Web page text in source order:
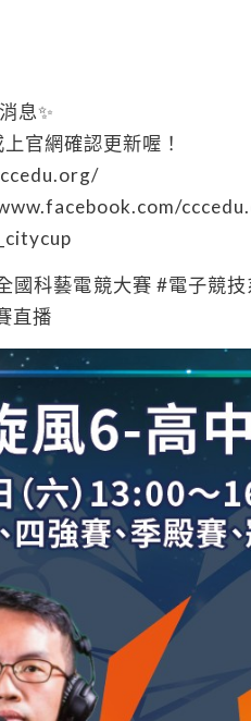
息✨
官網確認更新喔！
國科藝電競大賽 #電子競
直播